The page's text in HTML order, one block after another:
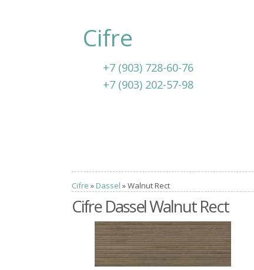
Cifre
+7 (903) 728-60-76
+7 (903) 202-57-98
Cifre » Dassel » Walnut Rect
Cifre Dassel Walnut Rect